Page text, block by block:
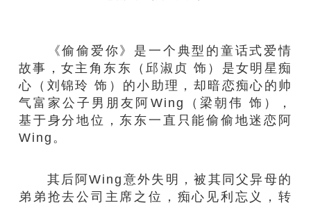
《偷偷爱你》是一个典型的童话式爱情
故事，女主角东东（邱淑贞 饰）是女明星痴
心（刘锦玲 饰）的小助理，却暗恋痴心的帅
气富家公子男朋友阿Wing（梁朝伟 饰），
基于身分地位，东东一直只能偷偷地迷恋阿
Wing。
其后阿Wing意外失明，被其同父异母的
弟弟抢去公司主席之位，痴心见利忘义，转